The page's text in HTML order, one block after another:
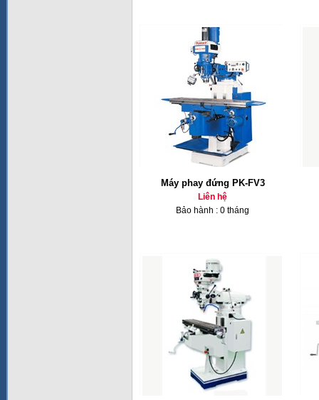
Máy phay đứng PK-FV3
Liên hệ
Bảo hành : 0 tháng